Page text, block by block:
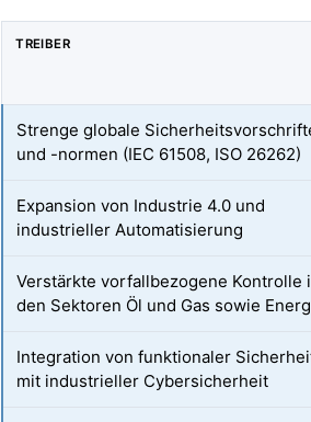
TREIBER
Strenge globale
und -normen (IEC 61508, ISO 26262)
Expansion von Industrie 4.0 und
industrieller Automatisierung
Verstärkte vorfallbezogene Kontrolle
den Sektoren Öl und Gas sowie
Integration von funktionaler
mit industrieller Cybersicherheit